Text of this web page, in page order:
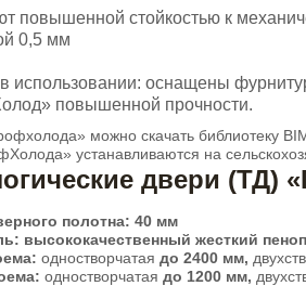
повышенной стойкостью к
0,5 мм
использовании: оснащены
повышенной прочности.
можно скачать библиотеку
устанавливаются на
двери (ТД)
полотна: 40 мм
высококачественный жесткий
одностворчатая до 2400 мм,
одностворчатая до 1200 мм,